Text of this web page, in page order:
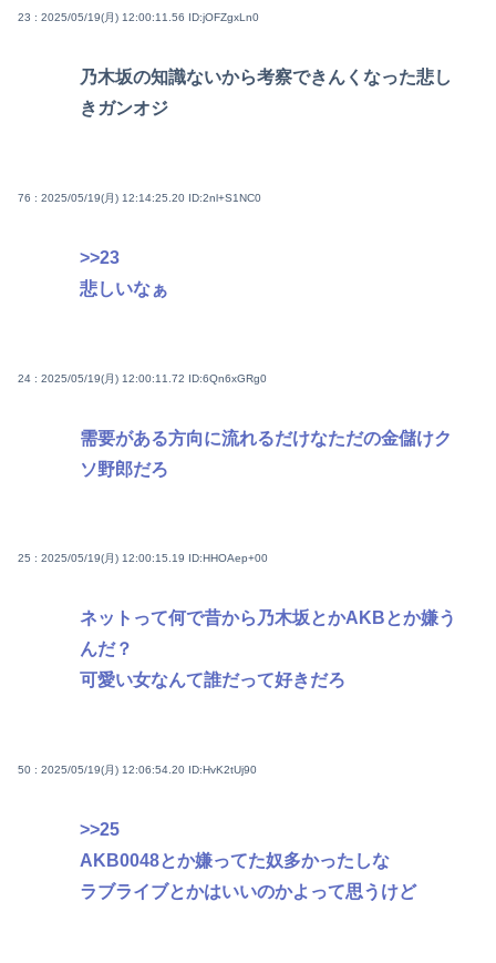
23 : 2025/05/19(月) 12:00:11.56 ID:jOFZgxLn0
乃木坂の知識ないから考察できんくなった悲し
きガンオジ
76 : 2025/05/19(月) 12:14:25.20 ID:2nl+S1NC0
>>23
悲しいなぁ
24 : 2025/05/19(月) 12:00:11.72 ID:6Qn6xGRg0
需要がある方向に流れるだけなただの金儲けク
ソ野郎だろ
25 : 2025/05/19(月) 12:00:15.19 ID:HHOAep+00
ネットって何で昔から乃木坂とかAKBとか嫌う
んだ？
可愛い女なんて誰だって好きだろ
50 : 2025/05/19(月) 12:06:54.20 ID:HvK2tUj90
>>25
AKB0048とか嫌ってた奴多かったしな
ラブライブとかはいいのかよって思うけど